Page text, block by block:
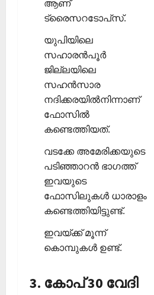
ആണ്
ട്രൈസറടോപ്‌സ്.
യുപിയിലെ
സഹാരന്‍പൂര്‍
ജില്ലയിലെ
സഹന്‍സാര
നദിക്കരയില്‍നിന്നാണ്
ഫോസില്‍
കണ്ടെത്തിയത്.
വടക്കേ അമേരിക്കയുടെ
പടിഞ്ഞാറന്‍ ഭാഗത്ത്
ഇവയുടെ
ഫോസിലുകള്‍ ധാരാളം
കണ്ടെത്തിയിട്ടുണ്ട്.
ഇവയ്ക്ക് മൂന്ന്
കൊമ്പുകള്‍ ഉണ്ട്.
3. കോപ് 30 വേദി